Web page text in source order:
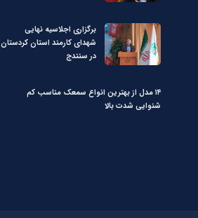
برگزاری اجلاسیه نهایی
شهدای کارمند استان کردستان
در سنندج
۱۴ مدل از بهترین انواع سمعک مناسب کم
شنوایی شدت بالا